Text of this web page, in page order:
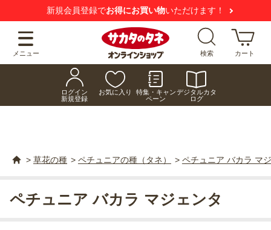
新規会員登録でお得にお買い物いただけます！
メニュー 検索 カート
ログイン
新規登録
お気に入り
特集・キャン
ペーン
デジタルカタ
ログ
> 草花の種 > ペチュニアの種（タネ） > ペチュニア バカラ マ
ペチュニア バカラ マジェンタ